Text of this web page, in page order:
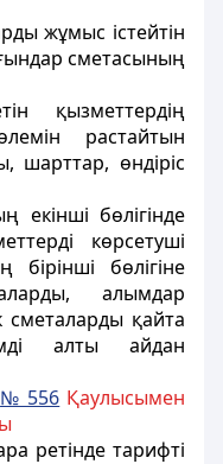
жұмыс істейтін
сметасының
қызметтердің
растайтын
шарттар, өндіріс
екінші бөлігінде
көрсетуші
бірінші бөлігіне
алымдар
сметаларды қайта
алты айдан
№ 556 Қаулысымен
ретінде тарифті